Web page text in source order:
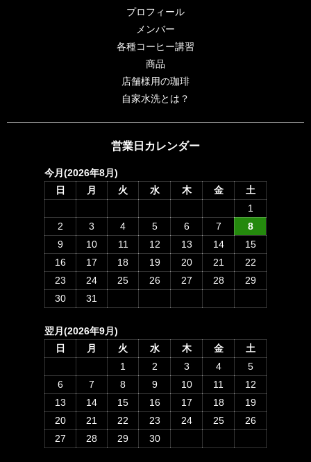
プロフィール
メンバー
各種コーヒー講習
商品
店舗様用の珈琲
自家水洗とは？
営業日カレンダー
今月(2026年8月)
日
月 火 水 木 金
土
1
2
3 4 5 6 7
8
9
10 11 12 13 14
15
16
17 18 19 20 21
22
23
24 25 26 27 28
29
30
31
翌月(2026年9月)
日
月 火 水 木 金
土
1
2 3 4
5
6
7 8 9 10 11
12
13
14 15 16 17 18
19
20
21 22 23 24 25
26
27
28 29 30